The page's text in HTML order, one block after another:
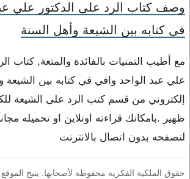
وصف كتاب الرد على الدكتور علي
في كتابه بين الشيعة وأهل السنة
مع أطيب التمنيات بالفائدة والمتعة, كتاب
علي عبد الواحد وافي في كتابه بين الشيعة
إلكتروني من قسم كتب الرد على الشيعة
ظهير .بامكانك قراءته اونلاين او تحميله
لتصفحه بدون اتصال بالانترنت
حقوق الملكية الفكرية محفوظة لأصحابها. يتيح